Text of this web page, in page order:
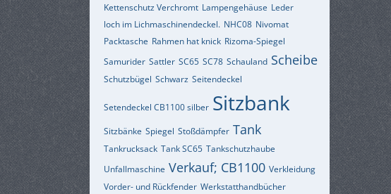
Kettenschutz Verchromt Lampengehäuse Leder
loch im Lichmaschinendeckel. NHC08 Nivomat
Packtasche Rahmen hat knick Rizoma-Spiegel
Samurider Sattler SC65 SC78 Schauland Scheibe
Schutzbügel Schwarz Seitendeckel
Setendeckel CB1100 silber Sitzbank
Sitzbänke Spiegel Stoßdämpfer Tank
Tankrucksack Tank SC65 Tankschutzhaube
Unfallmaschine Verkauf; CB1100 Verkleidung
Vorder- und Rückfender Werkstatthandbücher